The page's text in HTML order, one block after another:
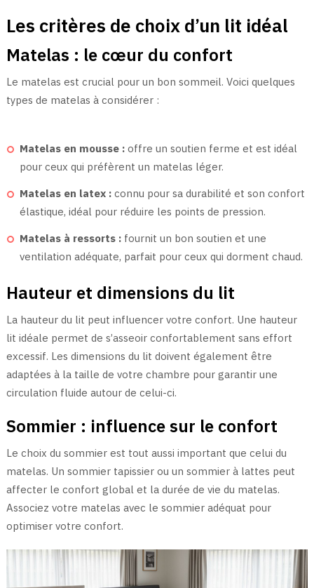
Les critères de choix d’un lit idéal
Matelas : le cœur du confort
Le matelas est crucial pour un bon sommeil. Voici quelques
types de matelas à considérer :
Matelas en mousse : offre un soutien ferme et est idéal
pour ceux qui préfèrent un matelas léger.
Matelas en latex : connu pour sa durabilité et son confort
élastique, idéal pour réduire les points de pression.
Matelas à ressorts : fournit un bon soutien et une
ventilation adéquate, parfait pour ceux qui dorment chaud.
Hauteur et dimensions du lit
La hauteur du lit peut influencer votre confort. Une hauteur
lit idéale permet de s’asseoir confortablement sans effort
excessif. Les dimensions du lit doivent également être
adaptées à la taille de votre chambre pour garantir une
circulation fluide autour de celui-ci.
Sommier : influence sur le confort
Le choix du sommier est tout aussi important que celui du
matelas. Un sommier tapissier ou un sommier à lattes peut
affecter le confort global et la durée de vie du matelas.
Associez votre matelas avec le sommier adéquat pour
optimiser votre confort.